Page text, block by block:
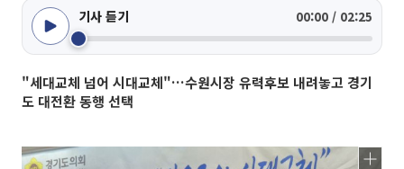
기사 듣기 00:00 / 02:25
"세대교체 넘어 시대교체"…수원시장 유력후보 내려놓고 경기
도 대전환 동행 선택